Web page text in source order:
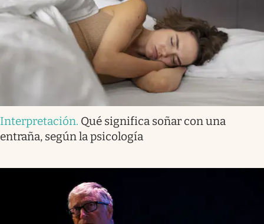
Interpretación. Qué significa soñar con una
entraña, según la psicología